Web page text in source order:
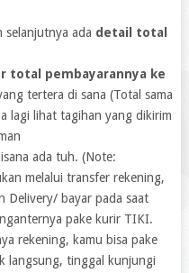
selanjutnya ada detail total
total pembayarannya ke
tertera di sana (Total sama
lagi lihat tagihan yang dikirim
ada tuh. (Note:
melalui transfer rekening,
Delivery/ bayar pada saat
pake kurir TIKI.
rekening, kamu bisa pake
langsung, tinggal kunjungi